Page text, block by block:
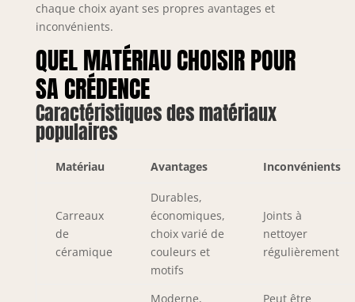
chaque choix ayant ses propres avantages et
inconvénients.
QUEL MATÉRIAU CHOISIR POUR
SA CRÉDENCE
Caractéristiques des matériaux
populaires
Matériau Avantages Inconvénients
Carreaux
de
céramique
Durables,
économiques,
choix varié de
couleurs et
motifs
Joints à
nettoyer
régulièrement
Moderne, Peut être